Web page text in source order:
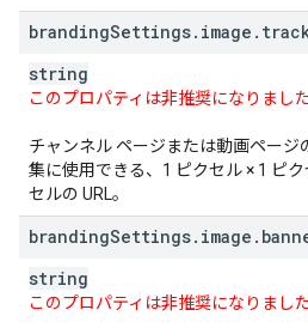
brandingSettings. image .
string
このプロパティは非推奨になりました
チャンネル ページまたは動画ペー
集に使用できる、1 ピクセル × 1 ピ
セルの URL。
brandingSettings. image .
string
このプロパティは非推奨になりました